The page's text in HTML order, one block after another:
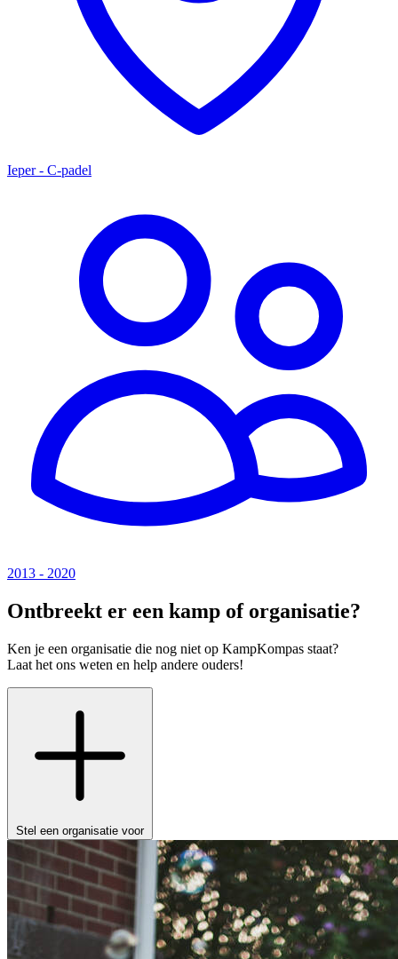
Ieper - C-padel
2013 - 2020
Ontbreekt er een kamp of organisatie?
Ken je een organisatie die nog niet op KampKompas staat?
Laat het ons weten en help andere ouders!
Stel een organisatie voor